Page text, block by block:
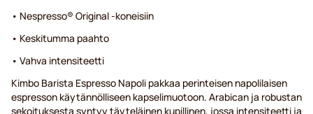
• Nespresso® Original -koneisiin
• Keskitumma paahto
• Vahva intensiteetti
Kimbo Barista Espresso Napoli pakkaa perinteisen napolilaisen
espresson käytännölliseen kapselimuotoon. Arabican ja robustan
sekoituksesta syntyy täyteläinen kupillinen, jossa intensiteetti ja